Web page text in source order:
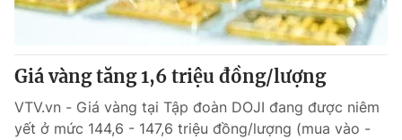
VTV Sức khoẻ Bất động sản
Thị trường 24h Tấm lòng Việt
VTV4 Vươn mình bằng AI
Giá vàng tăng 1,6 triệu đồng/lượng
VTV.vn - Giá vàng tại Tập đoàn DOJI đang được niêm
yết ở mức 144,6 - 147,6 triệu đồng/lượng (mua vào -